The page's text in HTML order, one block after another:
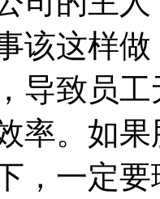
该这样
导致员
率。如
，一定